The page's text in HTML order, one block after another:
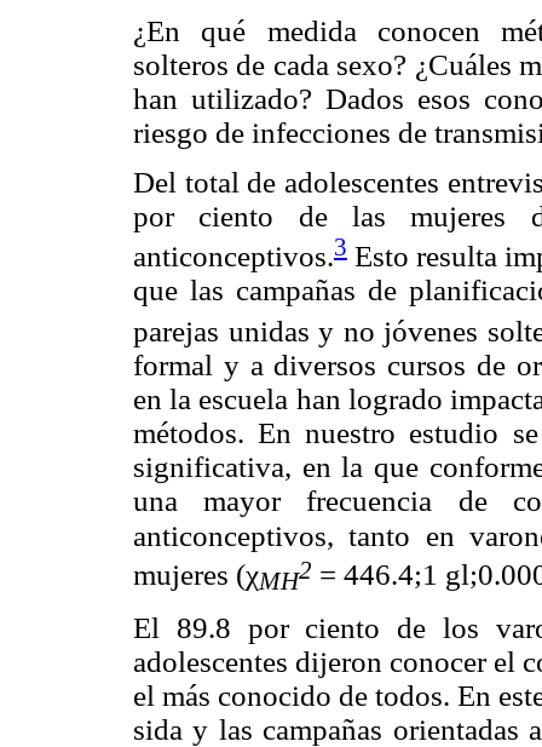
¿En qué medida conocen
solteros de cada sexo? ¿Cuáles
han utilizado? Dados esos
riesgo de infecciones de
Del total de adolescentes
por ciento de las mujeres
anticonceptivos.3 Esto resulta
que las campañas de
parejas unidas y no jóvenes
formal y a diversos cursos de
en la escuela han logrado
métodos. En nuestro estudio
significativa, en la que
una mayor frecuencia de
anticonceptivos, tanto en
mujeres (χMH2 = 446.4;1
El 89.8 por ciento de los
adolescentes dijeron conocer el
el más conocido de todos. En
sida y las campañas orientadas